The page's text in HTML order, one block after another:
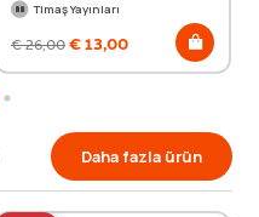
Timaş Yayınları
€26,00€13,00
Daha fazla ürün